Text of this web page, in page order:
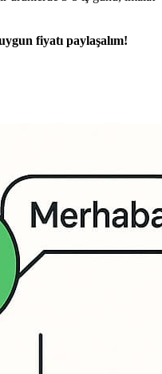
fiyatı paylaşalım!